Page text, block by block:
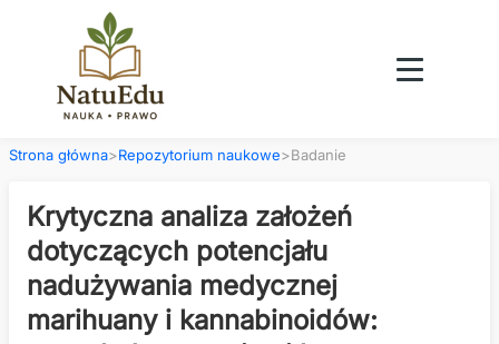
Strona główna>Repozytorium naukowe>Badanie
Krytyczna analiza założeń
dotyczących potencjału
nadużywania medycznej
marihuany i kannabinoidów: